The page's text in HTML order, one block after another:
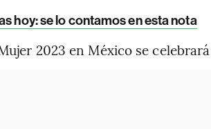
hoy: se lo contamos en esta nota
2023 en México se